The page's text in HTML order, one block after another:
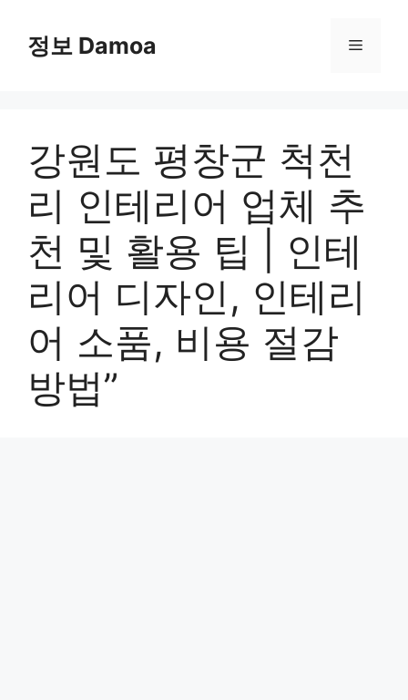
content정보 Damoa Menu
강원도 평창군 척천
리 인테리어 업체 추
천 및 활용 팁 | 인테
리어 디자인, 인테리
어 소품, 비용 절감
방법”